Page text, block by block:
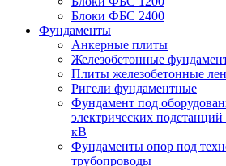
Блоки ФБС 2400
Фундаменты
Анкерные плиты
Железобетонные
Плиты железобетонные
Ригели фундаментные
Фундамент под
электрических
кВ
Фундаменты опор под
трубопроводы